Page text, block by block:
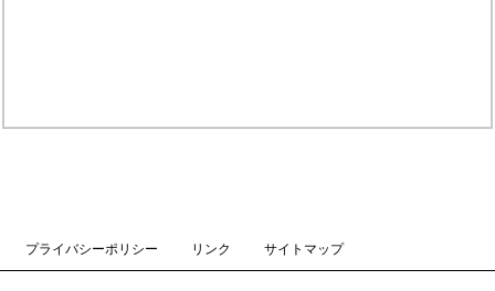
プライバシーポリシー リンク サイトマップ